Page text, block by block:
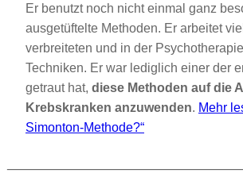
Er benutzt noch nicht einmal ganz
ausgetüftelte Methoden. Er arbeitet
verbreiteten und in der
Techniken. Er war lediglich einer der
getraut hat, diese Methoden auf die
Krebskranken anzuwenden. Mehr
Simonton-Methode?“